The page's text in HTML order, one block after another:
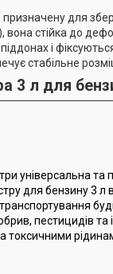
для
вона стійка до
і
стабільне
3 л для
універсальна
для бензину 3 л
пестицидів та
токсичними